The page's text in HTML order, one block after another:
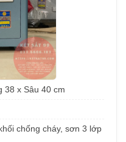
38 x Sâu 40 cm
chống cháy, sơn 3 lớp